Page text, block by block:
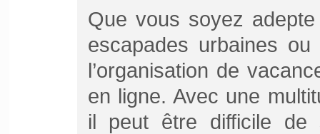
Que vous soyez
escapades urbaines
l’organisation de
en ligne. Avec une
il peut être difficile de